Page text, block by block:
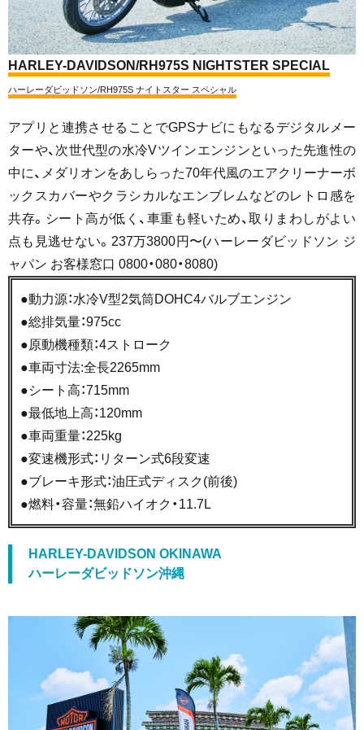
HARLEY-DAVIDSON/RH975S NIGHTSTER SPECIAL
ハーレーダビッドソン/RH975S ナイトスター スペシャル
アプリと連携させることでGPSナビにもなるデジタルメー
ターや、次世代型の水冷Vツインエンジンといった先進性の
中に、メダリオンをあしらった70年代風のエアクリーナーボ
ックスカバーやクラシカルなエンブレムなどのレトロ感を
共存。シート高が低く、車重も軽いため、取りまわしがよい
点も見逃せない。237万3800円〜(ハーレーダビッドソン ジ
ャパン お客様窓口 0800・080・8080)
●動力源：水冷V型2気筒DOHC4バルブエンジン
●総排気量：975cc
●原動機種類：4ストローク
●車両寸法:全長2265mm
●シート高：715mm
●最低地上高：120mm
●車両重量：225kg
●変速機形式：リターン式6段変速
●ブレーキ形式：油圧式ディスク(前後)
●燃料・容量：無鉛ハイオク・11.7L
HARLEY-DAVIDSON OKINAWA
ハーレーダビッドソン沖縄